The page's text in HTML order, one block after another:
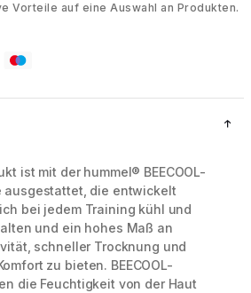
Vorteile auf eine Auswahl an Produkten.
ist mit der hummel® BEECOOL-
ausgestattet, die entwickelt
bei jedem Training kühl und
und ein hohes Maß an
schneller Trocknung und
zu bieten. BEECOOL-
die Feuchtigkeit von der Haut